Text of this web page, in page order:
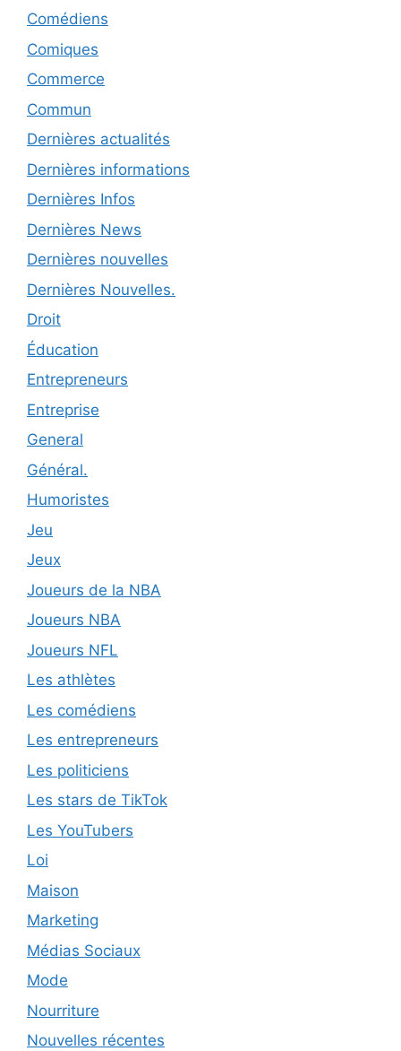
Comédiens
Comiques
Commerce
Commun
Dernières actualités
Dernières informations
Dernières Infos
Dernières News
Dernières nouvelles
Dernières Nouvelles.
Droit
Éducation
Entrepreneurs
Entreprise
General
Général.
Humoristes
Jeu
Jeux
Joueurs de la NBA
Joueurs NBA
Joueurs NFL
Les athlètes
Les comédiens
Les entrepreneurs
Les politiciens
Les stars de TikTok
Les YouTubers
Loi
Maison
Marketing
Médias Sociaux
Mode
Nourriture
Nouvelles récentes